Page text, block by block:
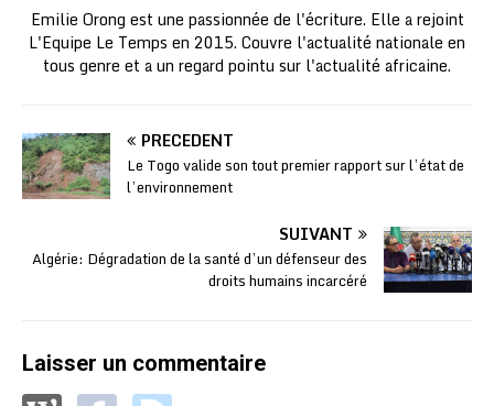
Emilie Orong est une passionnée de l'écriture. Elle a rejoint
L'Equipe Le Temps en 2015. Couvre l'actualité nationale en
tous genre et a un regard pointu sur l'actualité africaine.
PRÉCÉDENT
Le Togo valide son tout premier rapport sur l’état de
l’environnement
SUIVANT
Algérie: Dégradation de la santé d’un défenseur des
droits humains incarcéré
Laisser un commentaire